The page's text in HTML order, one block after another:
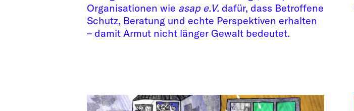
Organisationen wie asap e.V. dafür, dass Betroffene
Schutz, Beratung und echte Perspektiven erhalten
– damit Armut nicht länger Gewalt bedeutet.